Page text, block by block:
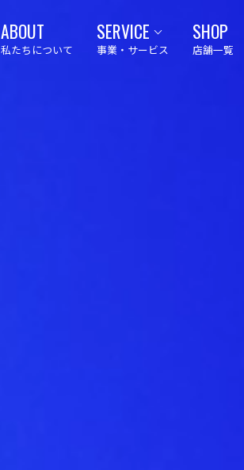
ABOUT
私たちについて
SERVICE
事業・サービス
SHOP
店舗一覧